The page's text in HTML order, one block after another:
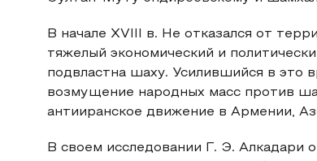
В начале XVIII в. Не отказался от
тяжелый экономический и
подвластна шаху. Усилившийся в это
возмущение народных масс против
антииранское движение в Армении,
В своем исследовании Г. Э. Алкадари